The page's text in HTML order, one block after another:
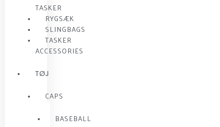
TASKER
RYGSÆK
SLINGBAGS
TASKER
ACCESSORIES
TØJ
CAPS
BASEBALL